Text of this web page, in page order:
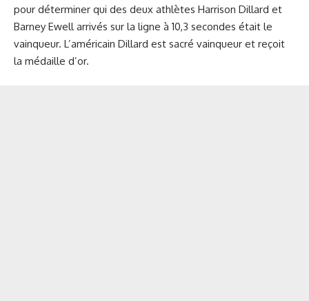
pour déterminer qui des deux athlètes Harrison Dillard et
Barney Ewell arrivés sur la ligne à 10,3 secondes était le
vainqueur. L’américain Dillard est sacré vainqueur et reçoit
la médaille d’or.